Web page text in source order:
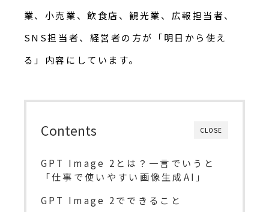
業、小売業、飲食店、観光業、広報担当者、
SNS担当者、経営者の方が「明日から使え
る」内容にしています。
CLOSE
Contents
GPT Image 2とは？一言でいうと
「仕事で使いやすい画像生成AI」
GPT Image 2でできること